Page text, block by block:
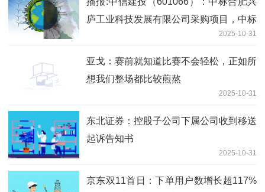
庐工业科技发展有限公司采购项目，中标
2025-10-31
亚戈：赛前就知道比赛不会轻松，正如所
想我们整场都比较煎熬
2025-10-31
东北证券：控股子公司下属公司收到移送
起诉告知书
2025-10-31
京东双11首日：下单用户数增长超117%